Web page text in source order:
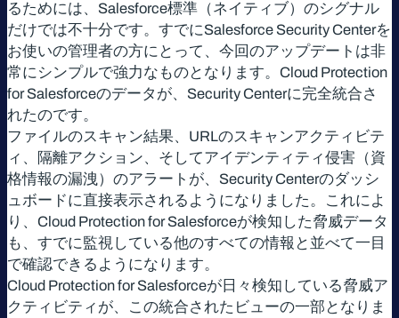
るためには、Salesforce標準（ネイティブ）のシグナル
だけでは不十分です。すでにSalesforce Security Centerを
お使いの管理者の方にとって、今回のアップデートは非
常にシンプルで強力なものとなります。Cloud Protection
for Salesforceのデータが、Security Centerに完全統合さ
れたのです。
ファイルのスキャン結果、URLのスキャンアクティビテ
ィ、隔離アクション、そしてアイデンティティ侵害（資
格情報の漏洩）のアラートが、Security Centerのダッシ
ュボードに直接表示されるようになりました。これによ
り、Cloud Protection for Salesforceが検知した脅威データ
も、すでに監視している他のすべての情報と並べて一目
で確認できるようになります。
Cloud Protection for Salesforceが日々検知している脅威ア
クティビティが、この統合されたビューの一部となりま